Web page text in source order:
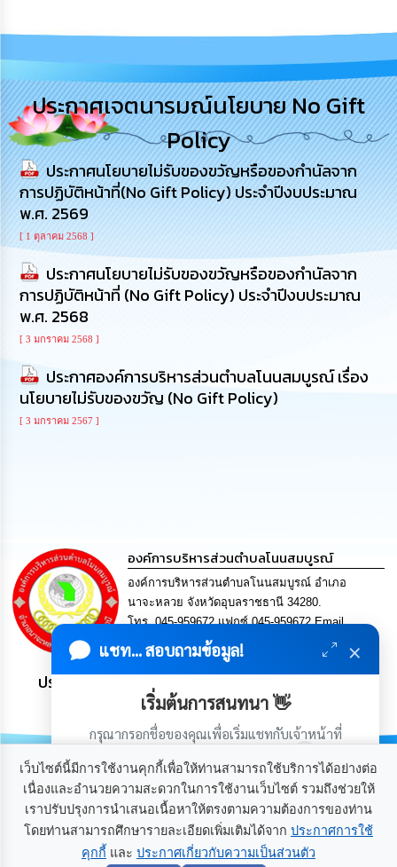
ทรัพยากร
การ
บริหาร
งาน
การ
ส่ง
เสริม
ความ
โปร่งใส
การ
จัด
ซื้อ
จัด
จ้าง
การ
เงิน
การ
การ
ดำเนิน
การ
เพื่อ
ป้องกัน
ทุจริต
ส่ง
เสริม
คุณธรรม
และ
ความ
โปร่งใส
ประกาศเจตนารมณ์นโยบาย No Gift
Policy
ประกาศนโยบายไม่รับของขวัญหรือของกำนัลจาก
การปฏิบัติหน้าที่(No Gift Policy) ประจำปีงบประมาณ
พ.ศ. 2569
[ 1 ตุลาคม 2568 ]
ประกาศนโยบายไม่รับของขวัญหรือของกำนัลจาก
การปฏิบัติหน้าที่ (No Gift Policy) ประจำปีงบประมาณ
พ.ศ. 2568
[ 3 มกราคม 2568 ]
ประกาศองค์การบริหารส่วนตำบลโนนสมบูรณ์ เรื่อง
นโยบายไม่รับของขวัญ (No Gift Policy)
[ 3 มกราคม 2567 ]
องค์การบริหารส่วนตำบลโนนสมบูรณ์
องค์การบริหารส่วนตำบลโนนสมบูรณ์ อำเภอ
นาจะหลวย จังหวัดอุบลราชธานี 34280.
โทร. 045-959672 แฟกซ์ 045-959672 Email
saraban@nonsombool.go.th
ประชาชน มีภูมิคุ้มกัน พึ่งพาตนเอง พอเพียง เป็นสุข
เกี่ยวกับเรา ติดต่อเรา
เว็บไซต์นี้มีการใช้งานคุกกี้เพื่อให้ท่านสามารถใช้บริการได้อย่างต่อ
เนื่องและอำนวยความสะดวกในการใช้งานเว็บไซต์ รวมถึงช่วยให้
เราปรับปรุงการนำเสนอเนื้อหาให้ตรงตามความต้องการของท่าน
โดยท่านสามารถศึกษารายละเอียดเพิ่มเติมได้จาก ประกาศการใช้
คุกกี้ และ ประกาศเกี่ยวกับความเป็นส่วนตัว
แชท... สอบถามข้อมูล! ×
เริ่มต้นการสนทนา 👋
กรุณากรอกชื่อของคุณเพื่อเริ่มแชทกับเจ้าหน้าที่
เริ่มแชท